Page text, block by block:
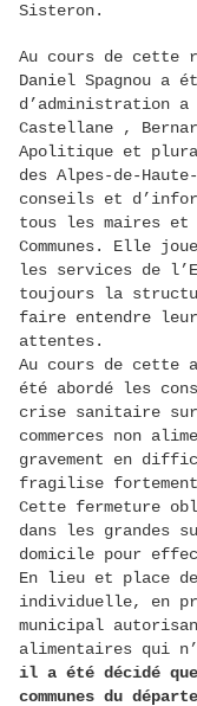
Sisteron.
Au cours de cette
Daniel Spagnou a
d’administration a
Castellane ,
Apolitique et
des Alpes-de-
conseils et
tous les maires et
Communes. Elle
les services de
toujours la
faire entendre
attentes.
Au cours de cette
été abordé les
crise sanitaire
commerces non
gravement en
fragilise
Cette fermeture
dans les grandes
domicile pour
En lieu et place
individuelle, en
municipal
alimentaires qui
il a été décidé que
communes du